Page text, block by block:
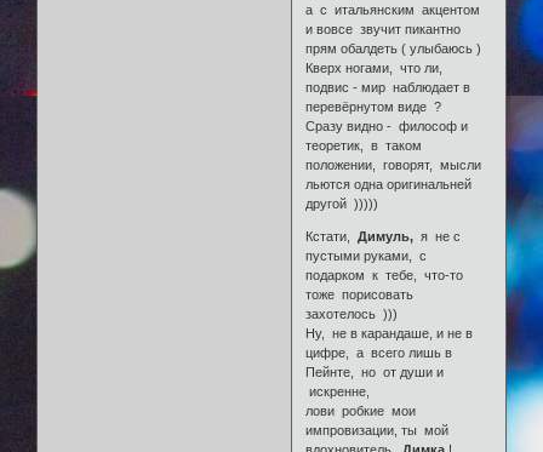
а с итальянским акцентом
и вовсе звучит пикантно
прям обалдеть ( улыбаюсь )
Кверх ногами, что ли,
подвис - мир наблюдает в
перевёрнутом виде ?
Сразу видно - философ и
теоретик, в таком
положении, говорят, мысли
льются одна оригинальней
другой )))))
Кстати,Димуль, я не с
пустыми руками, с
подарком к тебе, что-то
тоже порисовать
захотелось )))
Ну, не в карандаше, и не в
цифре, а всего лишь в
Пейнте, но от души и
искренне,
лови робкие мои
импровизации, ты мой